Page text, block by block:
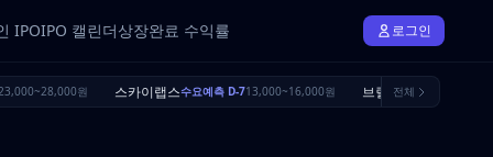
IPOIPO 캘린더상장완료 수익률 로그인
원 스카이랩스수요예측 D-713,000~16,000원 브릴스수요예측 D-24
전체